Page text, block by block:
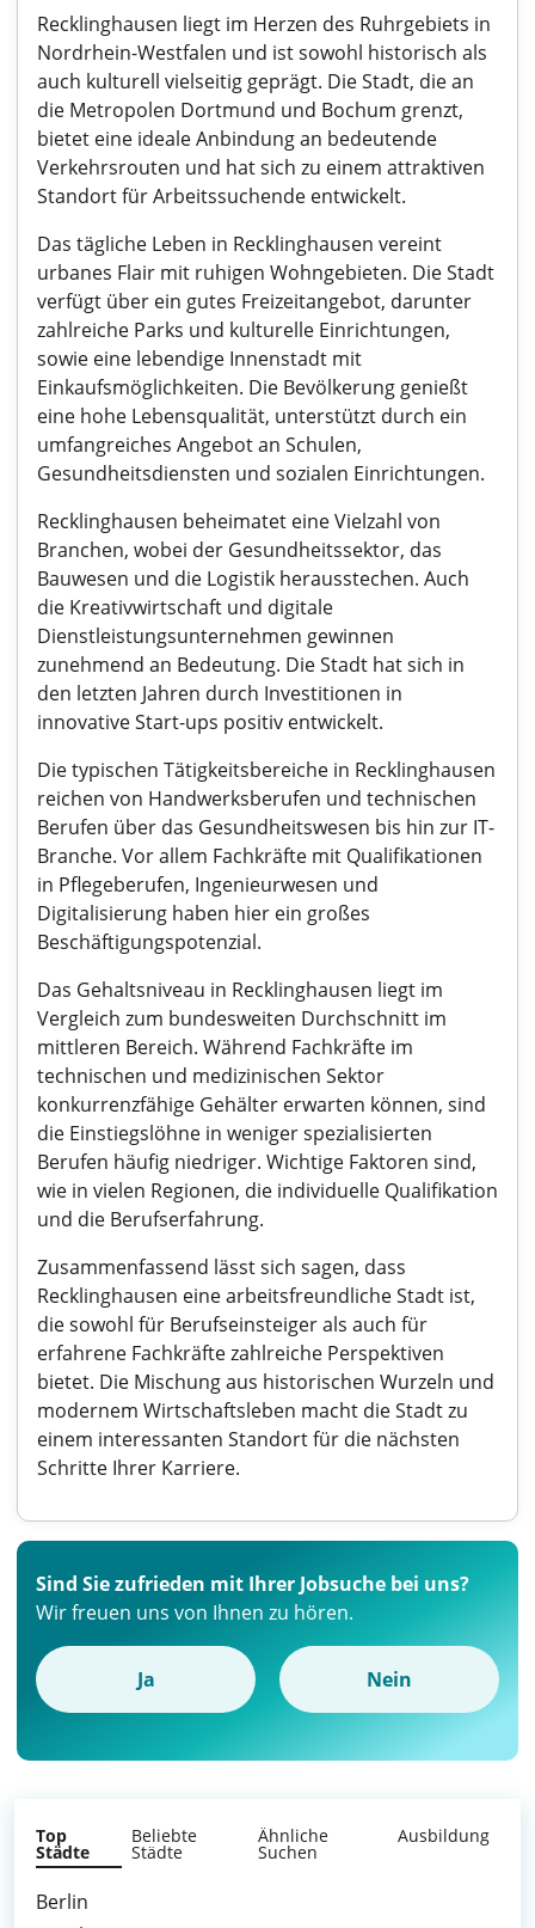
Recklinghausen liegt im Herzen des Ruhrgebiets in
Nordrhein-Westfalen und ist sowohl historisch als
auch kulturell vielseitig geprägt. Die Stadt, die an
die Metropolen Dortmund und Bochum grenzt,
bietet eine ideale Anbindung an bedeutende
Verkehrsrouten und hat sich zu einem attraktiven
Standort für Arbeitssuchende entwickelt.
Das tägliche Leben in Recklinghausen vereint
urbanes Flair mit ruhigen Wohngebieten. Die Stadt
verfügt über ein gutes Freizeitangebot, darunter
zahlreiche Parks und kulturelle Einrichtungen,
sowie eine lebendige Innenstadt mit
Einkaufsmöglichkeiten. Die Bevölkerung genießt
eine hohe Lebensqualität, unterstützt durch ein
umfangreiches Angebot an Schulen,
Gesundheitsdiensten und sozialen Einrichtungen.
Recklinghausen beheimatet eine Vielzahl von
Branchen, wobei der Gesundheitssektor, das
Bauwesen und die Logistik herausstechen. Auch
die Kreativwirtschaft und digitale
Dienstleistungsunternehmen gewinnen
zunehmend an Bedeutung. Die Stadt hat sich in
den letzten Jahren durch Investitionen in
innovative Start-ups positiv entwickelt.
Die typischen Tätigkeitsbereiche in Recklinghausen
reichen von Handwerksberufen und technischen
Berufen über das Gesundheitswesen bis hin zur IT-
Branche. Vor allem Fachkräfte mit Qualifikationen
in Pflegeberufen, Ingenieurwesen und
Digitalisierung haben hier ein großes
Beschäftigungspotenzial.
Das Gehaltsniveau in Recklinghausen liegt im
Vergleich zum bundesweiten Durchschnitt im
mittleren Bereich. Während Fachkräfte im
technischen und medizinischen Sektor
konkurrenzfähige Gehälter erwarten können, sind
die Einstiegslöhne in weniger spezialisierten
Berufen häufig niedriger. Wichtige Faktoren sind,
wie in vielen Regionen, die individuelle Qualifikation
und die Berufserfahrung.
Zusammenfassend lässt sich sagen, dass
Recklinghausen eine arbeitsfreundliche Stadt ist,
die sowohl für Berufseinsteiger als auch für
erfahrene Fachkräfte zahlreiche Perspektiven
bietet. Die Mischung aus historischen Wurzeln und
modernem Wirtschaftsleben macht die Stadt zu
einem interessanten Standort für die nächsten
Schritte Ihrer Karriere.
Sind Sie zufrieden mit Ihrer Jobsuche bei uns?
Wir freuen uns von Ihnen zu hören.
Ja Nein
Top
Städte
Beliebte
Städte
Ähnliche
Suchen
Ausbildung
Berlin